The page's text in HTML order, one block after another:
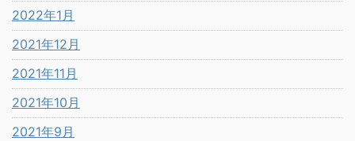
2022年1月
2021年12月
2021年11月
2021年10月
2021年9月